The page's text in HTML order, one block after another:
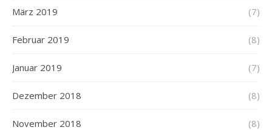
März 2019 (7)
Februar 2019 (8)
Januar 2019 (7)
Dezember 2018 (8)
November 2018 (8)